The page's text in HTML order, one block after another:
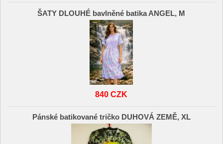
ŠATY DLOUHÉ bavlněné batika ANGEL, M
840 CZK
Pánské batikované tričko DUHOVÁ ZEMĚ, XL